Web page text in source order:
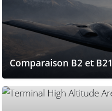
Comparaison B2 et B21